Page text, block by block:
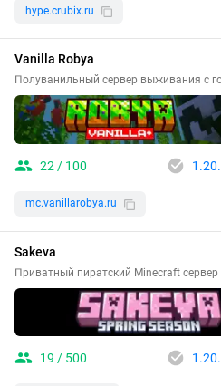
hype.crubix.ru
Vanilla Robya
Полуванильный сервер выживания с
22 / 100
mc.vanillarobya.ru
Sakeva
Приватный пиратский Minecraft
19 / 500